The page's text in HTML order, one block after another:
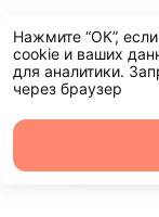
Оставьте
Нажмите “ОК”,
cookie и ваших
для аналитики.
через браузер